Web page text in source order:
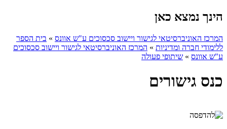
הינך נמצא כאן
המרכז האוניברסיטאי לגישור ויישוב סכסוכים ע"ש אוונס » בית הספר
ללימודי חברה ומדיניות » המרכז האוניברסיטאי לגישור ויישוב סכסוכים
ע"ש אוונס » שיתופי פעולה
כנס גישורים